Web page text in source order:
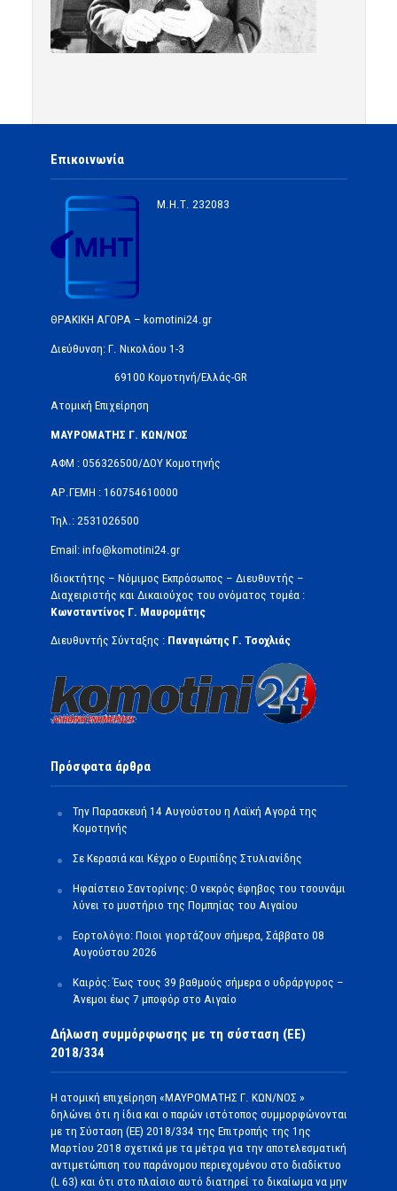
Επικοινωνία
Μ.Η.Τ. 232083
ΘΡΑΚΙΚΗ ΑΓΟΡΑ – komotini24.gr
Διεύθυνση: Γ. Νικολάου 1-3
69100 Κομοτηνή/Ελλάς-GR
Ατομική Επιχείρηση
ΜΑΥΡΟΜΑΤΗΣ Γ. ΚΩΝ/ΝΟΣ
ΑΦΜ : 056326500/ΔOΥ Κομοτηνής
ΑΡ.ΓΕΜΗ : 160754610000
Τηλ.: 2531026500
Email: info@komotini24.gr
Ιδιοκτήτης – Νόμιμος Εκπρόσωπος – Διευθυντής –
Διαχειριστής και Δικαιούχος του ονόματος τομέα :
Κωνσταντίνος Γ. Μαυρομάτης
Διευθυντής Σύνταξης : Παναγιώτης Γ. Τσοχλιάς
Πρόσφατα άρθρα
Την Παρασκευή 14 Αυγούστου η Λαϊκή Αγορά της
Κομοτηνής
Σε Κερασιά και Κέχρο ο Ευριπίδης Στυλιανίδης
Ηφαίστειο Σαντορίνης: Ο νεκρός έφηβος του τσουνάμι
λύνει το μυστήριο της Πομπηίας του Αιγαίου
Εορτολόγιο: Ποιοι γιορτάζουν σήμερα, Σάββατο 08
Αυγούστου 2026
Καιρός: Έως τους 39 βαθμούς σήμερα ο υδράργυρος –
Άνεμοι έως 7 μποφόρ στο Αιγαίο
Δήλωση συμμόρφωσης με τη σύσταση (ΕΕ)
2018/334
Η ατομική επιχείρηση «ΜΑΥΡΟΜΑΤΗΣ Γ. ΚΩΝ/ΝΟΣ »
δηλώνει ότι η ίδια και ο παρών ιστότοπος συμμορφώνονται
με τη Σύσταση (ΕΕ) 2018/334 της Επιτροπής της 1ης
Μαρτίου 2018 σχετικά με τα μέτρα για την αποτελεσματική
αντιμετώπιση του παράνομου περιεχομένου στο διαδίκτυο
(L 63) και ότι στο πλαίσιο αυτό διατηρεί το δικαίωμα να μην